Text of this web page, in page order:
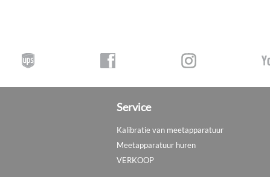
Service
Kalibratie van meetapparatuur
Meetapparatuur huren
VERKOOP